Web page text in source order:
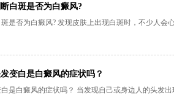
白斑是否为白癜风?
是否为白癜风? 发现皮肤上出现白斑时，不少人会
变白是白癜风的症状吗？
是白癜风的症状吗？ 当发现自己或身边人的头发